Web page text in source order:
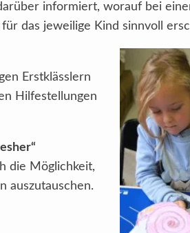
informiert, worauf bei
das jeweilige Kind sinnvoll
Erstklässlern
Hilfestellungen
die Möglichkeit,
auszutauschen.